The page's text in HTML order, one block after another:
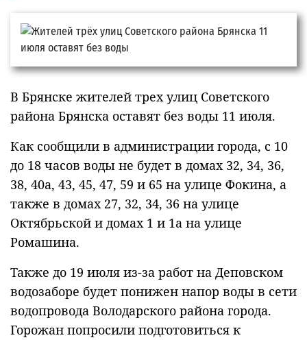
В Брянске жителей трех улиц Советского
района Брянска оставят без воды 11 июля.
Как сообщили в администрации города, с 10
до 18 часов воды не будет в домах 32, 34, 36,
38, 40а, 43, 45, 47, 59 и 65 на улице Фокина, а
также в домах 27, 32, 34, 36 на улице
Октябрьской и домах 1 и 1а на улице
Ромашина.
Также до 19 июля из-за работ на Деповском
водозаборе будет понижен напор воды в сети
водопровода Володарского района города.
Горожан попросили подготовиться к